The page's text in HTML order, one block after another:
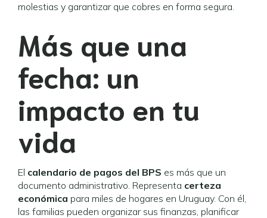
molestias y garantizar que cobres en forma segura.
Más que una
fecha: un
impacto en tu
vida
El calendario de pagos del BPS es más que un
documento administrativo. Representa certeza
económica para miles de hogares en Uruguay. Con él,
las familias pueden organizar sus finanzas, planificar